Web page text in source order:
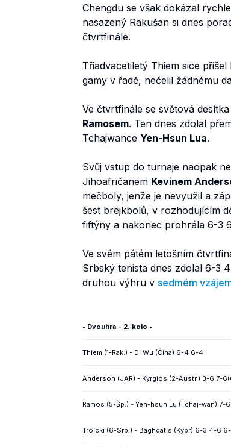
Chengdu se však dokázal
nasazený Rakušan si dnes
čtvrtfinále.
Třiadvacetiletý Thiem sice
gamy v řadě, nečelil žádnému
Ve čtvrtfinále se světová
Ramosem. Ten dnes zdolal
Tchajwance Yen-Hsun Lua.
Svůj vstup do turnaje naopak
Jihoafričanem Kevinem
mečboly, jenže je nevyužil a
šest brejkbolů, v rozhodujícím
fiftýny a nakonec prohrála 6-3
Ve svém pátém letošním
Srbský tenista dnes zdolal 6-3
druhou výhru v sedmém
• Dvouhra - 2. kolo •
Thiem (1-Rak.) - Di Wu (Čína) 6-4 6-4
Anderson (JAR) - Kyrgios (2-Austr.) 3-6 7-
Ramos (5-Šp.) - Yen-hsun Lu (Tchaj-wan)
Troicki (6-Srb.) - Baghdatis (Kypr) 6-3 4-6